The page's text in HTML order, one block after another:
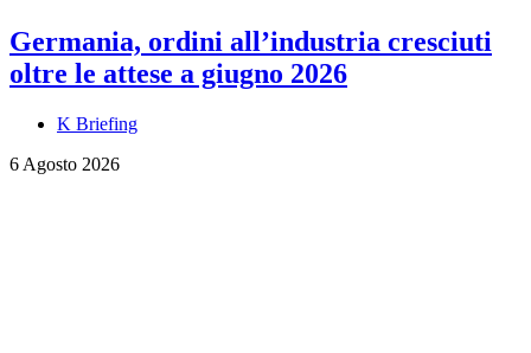
Germania, ordini all’industria cresciuti
oltre le attese a giugno 2026
K Briefing
6 Agosto 2026